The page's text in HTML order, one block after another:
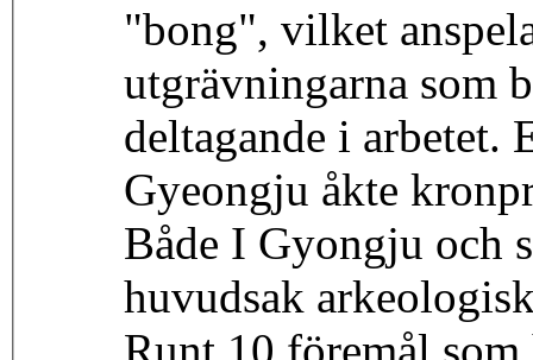
"bong", vilket
utgrävningarna som
deltagande i arbetet.
Gyeongju åkte
Både I Gyongju och
huvudsak